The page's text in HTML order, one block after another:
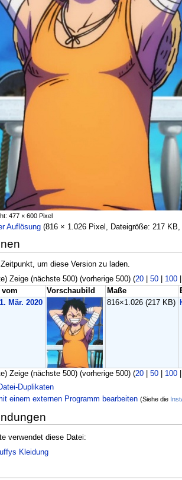
477 × 600 Pixel
Auflösung (816 × 1.026 Pixel, Dateigröße: 217
um diese Version zu laden.
Zeige (nächste 500) (vorherige 500) (20| 50| 100|
vom
Vorschaubild Maße
Mär. 2020 816×1.026(217 KB)
Zeige (nächste 500) (vorherige 500) (20| 50| 100|
Duplikaten
einem externen Programm bearbeiten (Siehe die
verwendet diese Datei:
Kleidung